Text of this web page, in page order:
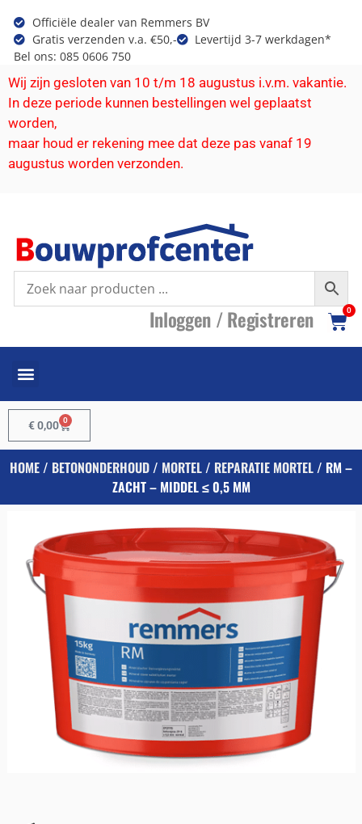
Officiële dealer van Remmers BV
Gratis verzenden v.a. €50,-
Levertijd 3-7 werkdagen*
Bel ons: 085 0606 750
Wij zijn gesloten van 10 t/m 18 augustus i.v.m. vakantie.
In deze periode kunnen bestellingen wel geplaatst
worden,
maar houd er rekening mee dat deze pas vanaf 19
augustus worden verzonden.
Inloggen /Registreren 0
€0,00 0
HOME/ BETONONDERHOUD/ MORTEL/ REPARATIE MORTEL/ RM –
ZACHT – MIDDEL ≤ 0,5 MM